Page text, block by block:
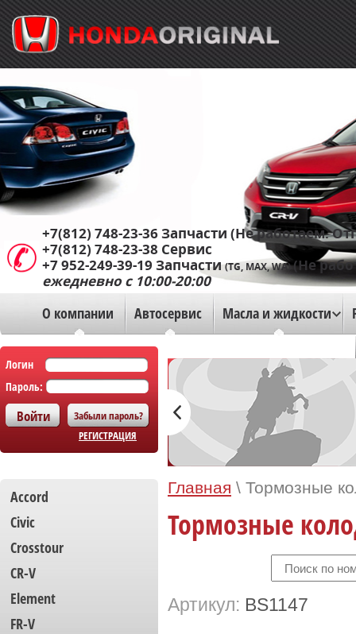
О компании Автосервис Масла и жидкости
+7(812) 748-23-36 Запчасти (Не работаем.
+7(812) 748-23-38 Сервис
+7 952-249-39-19 Запчасти(TG, MAX, WA)(Не
ежедневно с 10:00-20:00
Логин
Пароль:
Забыли пароль?
РЕГИСТРАЦИЯ
Accord
Civic
Crosstour
CR-V
Element
FR-V
Главная \ Тормозные
Тормозные
Артикул: BS1147